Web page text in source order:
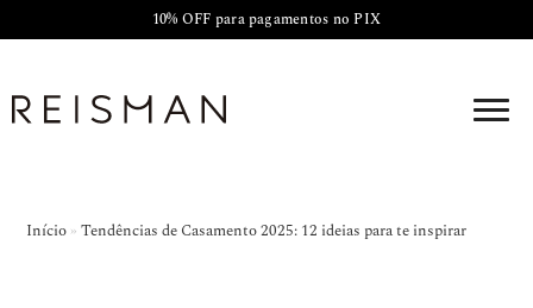
10% OFF para pagamentos no PIX
Início »Tendências de Casamento 2025: 12 ideias para te inspirar